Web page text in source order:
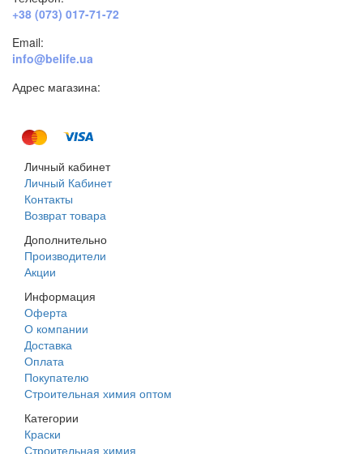
+38 (073) 017-71-72
Email:
info@belife.ua
Адрес магазина:
Личный кабинет
Личный Кабинет
Контакты
Возврат товара
Дополнительно
Производители
Акции
Информация
Оферта
О компании
Доставка
Оплата
Покупателю
Строительная химия оптом
Категории
Краски
Строительная химия